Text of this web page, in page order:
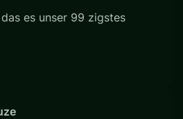
es unser 99 zigstes